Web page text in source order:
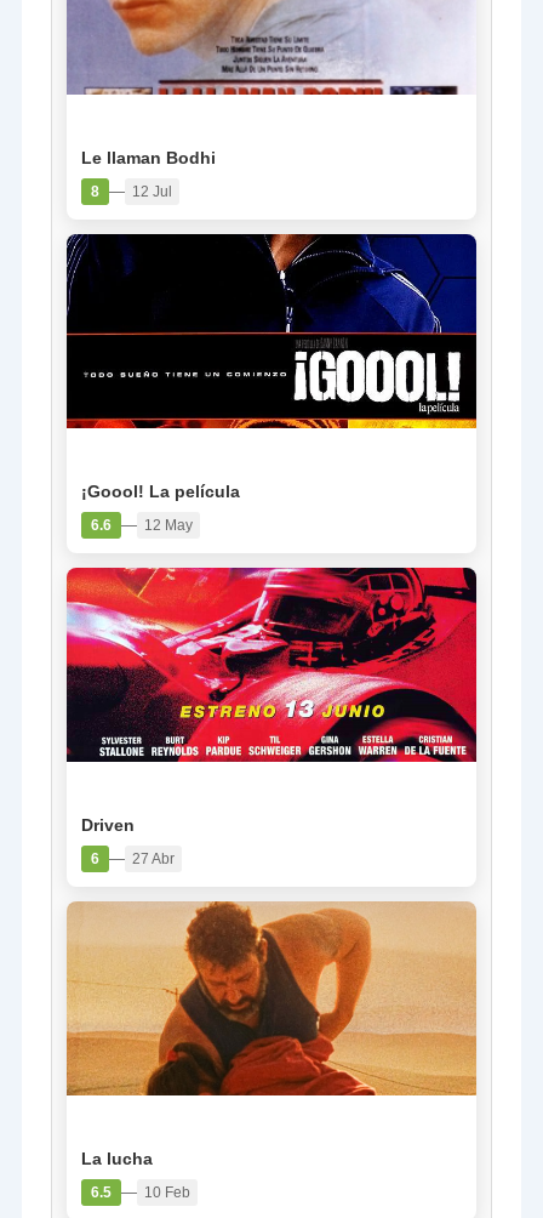
Le llaman Bodhi
8 — 12 Jul
¡Goool! La película
6.6 — 12 May
Driven
6 — 27 Abr
La lucha
6.5 — 10 Feb